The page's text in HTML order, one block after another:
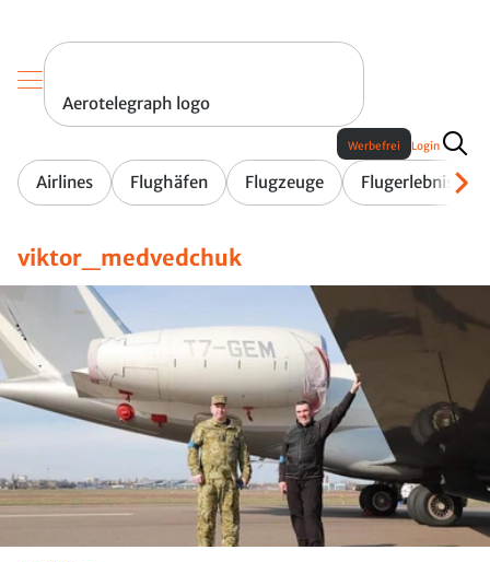
Aerotelegraph logo
Airlines Flughäfen Flugzeuge Flugerlebnis
Werbefrei Login
viktor_medvedchuk